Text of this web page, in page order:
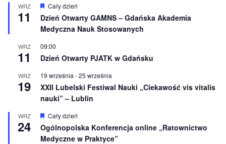
o
n
e
WRZ
11
W
y
r
ó
n
o
e
Cały dzień
Dzień Otwarty GAMNS – Gdańska Akademia
Medyczna Nauk Stosowanych
WRZ
11
09:00
Dzień Otwarty PJATK w Gdańsku
WRZ
19
19 września -25 września
XXII Lubelski Festiwal Nauki „Ciekawość vis vitalis
nauki” – Lublin
WRZ
24
W
r
ó
Cały dzień
Ogólnopolska Konferencja online „Ratownictwo
Medyczne w Praktyce”